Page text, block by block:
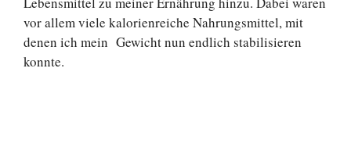
vor allem viele kalorienreiche Nahrungsmittel, mit
denen ich mein Gewicht nun endlich stabilisieren
konnte.